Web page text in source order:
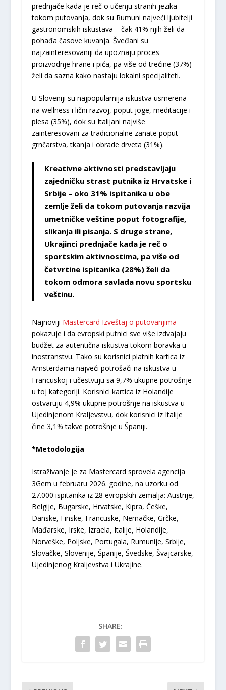
prednjače kada je reč o učenju stranih jezika
tokom putovanja, dok su Rumuni najveći ljubitelji
gastronomskih iskustava – čak 41% njih želi da
pohađa časove kuvanja. Šveđani su
najzainteresovaniji da upoznaju proces
proizvodnje hrane i pića, pa više od trećine (37%)
želi da sazna kako nastaju lokalni specijaliteti.
U Sloveniji su najpopularnija iskustva usmerena
na wellness i lični razvoj, poput joge, meditacije i
plesa (35%), dok su Italijani najviše
zainteresovani za tradicionalne zanate poput
grnčarstva, tkanja i obrade drveta (31%).
Kreativne aktivnosti predstavljaju
zajedničku strast putnika iz Hrvatske i
Srbije– oko 31% ispitanika u obe
zemlje želi da tokom putovanja razvija
umetničke veštine poput fotografije,
slikanja ili pisanja. S druge strane,
Ukrajinci prednjače kada je reč o
sportskim aktivnostima, pa više od
četvrtine ispitanika (28%) želi da
tokom odmora savlada novu sportsku
veštinu.
Najnoviji Mastercard Izveštaj o putovanjima
pokazuje i da evropski putnici sve više izdvajaju
budžet za autentična iskustva tokom boravka u
inostranstvu. Tako su korisnici platnih kartica iz
Amsterdama najveći potrošači na iskustva u
Francuskoj i učestvuju sa 9,7% ukupne potrošnje
u toj kategoriji. Korisnici kartica iz Holandije
ostvaruju 4,9% ukupne potrošnje na iskustva u
Ujedinjenom Kraljevstvu, dok korisnici iz Italije
čine 3,1% takve potrošnje u Španiji.
*Metodologija
Istraživanje je za Mastercard sprovela agencija
3Gem u februaru 2026. godine, na uzorku od
27.000 ispitanika iz 28 evropskih zemalja: Austrije,
Belgije, Bugarske, Hrvatske, Kipra, Češke,
Danske, Finske, Francuske, Nemačke, Grčke,
Mađarske, Irske, Izraela, Italije, Holandije,
Norveške, Poljske, Portugala, Rumunije, Srbije,
Slovačke, Slovenije, Španije, Švedske, Švajcarske,
Ujedinjenog Kraljevstva i Ukrajine.
SHARE: